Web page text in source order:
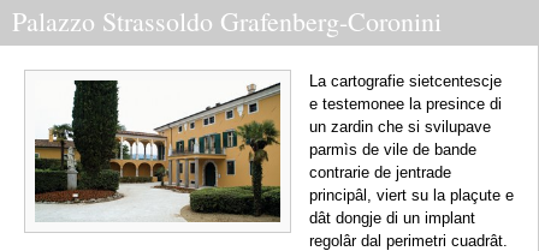
Palazzo Strassoldo Grafenberg-Coronini
La cartografie sietcentescje
e testemonee la presince di
un zardin che si svilupave
parmìs de vile de bande
contrarie de jentrade
principâl, viert su la plaçute e
dât dongje di un implant
regolâr dal perimetri cuadrât.